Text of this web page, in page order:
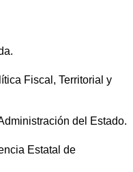
Fiscal, Territorial y
del Estado.
Estatal de